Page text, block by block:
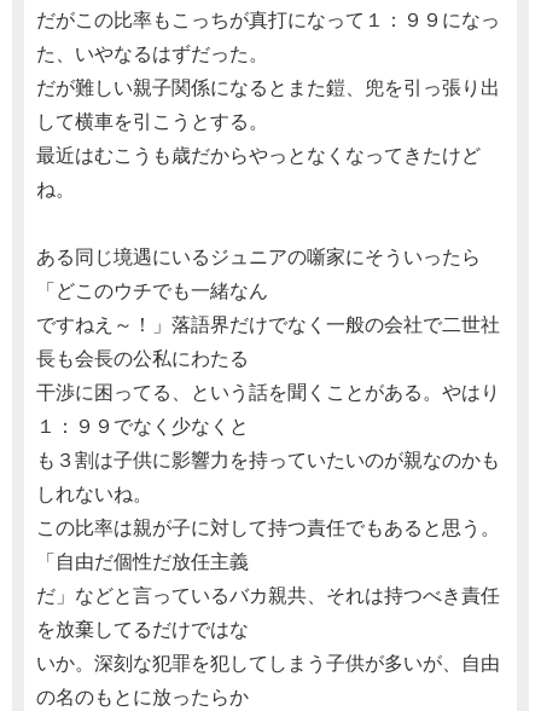
だがこの比率もこっちが真打になって１：９９になっ
た、いやなるはずだった。
だが難しい親子関係になるとまた鎧、兜を引っ張り出
して横車を引こうとする。
最近はむこうも歳だからやっとなくなってきたけど
ね。
ある同じ境遇にいるジュニアの噺家にそういったら
「どこのウチでも一緒なん
ですねえ～！」落語界だけでなく一般の会社で二世社
長も会長の公私にわたる
干渉に困ってる、という話を聞くことがある。やはり
１：９９でなく少なくと
も３割は子供に影響力を持っていたいのが親なのかも
しれないね。
この比率は親が子に対して持つ責任でもあると思う。
「自由だ個性だ放任主義
だ」などと言っているバカ親共、それは持つべき責任
を放棄してるだけではな
いか。深刻な犯罪を犯してしまう子供が多いが、自由
の名のもとに放ったらか